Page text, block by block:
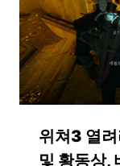
위쳐3 열
및 황동상,